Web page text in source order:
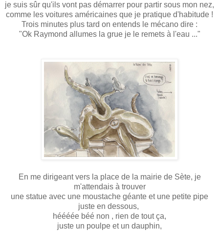
je suis sûr qu'ils vont pas démarrer pour partir sous mon nez,
comme les voitures américaines que je pratique d'habitude !
Trois minutes plus tard on entends le mécano dire :
"Ok Raymond allumes la grue je le remets à l'eau ..."
En me dirigeant vers la place de la mairie de Sète, je
m'attendais à trouver
une statue avec une moustache géante et une petite pipe
juste en dessous,
héééée béé non , rien de tout ça,
juste un poulpe et un dauphin,